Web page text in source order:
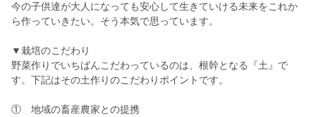
今の子供達が大人になっても安心して生きていける未来をこれか
ら作っていきたい。そう本気で思っています。
▼栽培のこだわり
野菜作りでいちばんこだわっているのは、根幹となる『土』で
す。下記はその土作りのこだわりポイントです。
① 地域の畜産農家との提携